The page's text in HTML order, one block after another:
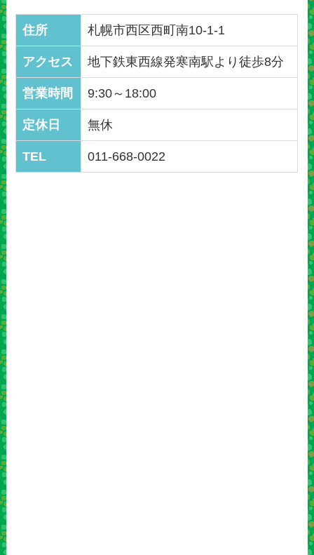
住所 札幌市西区西町南10-1-1
アクセス 地下鉄東西線発寒南駅より徒歩8分
営業時間 9:30～18:00
定休日 無休
TEL 011-668-0022